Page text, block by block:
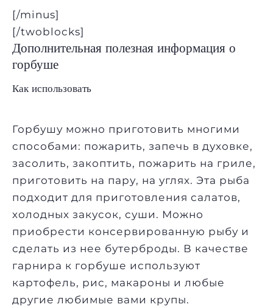
[/minus]
[/twoblocks]
Дополнительная полезная информация о
горбуше
Как использовать
Горбушу можно приготовить многими
способами: пожарить, запечь в духовке,
засолить, закоптить, пожарить на гриле,
приготовить на пару, на углях. Эта рыба
подходит для приготовления салатов,
холодных закусок, суши. Можно
приобрести консервированную рыбу и
сделать из нее бутерброды. В качестве
гарнира к горбуше используют
картофель, рис, макароны и любые
другие любимые вами крупы.